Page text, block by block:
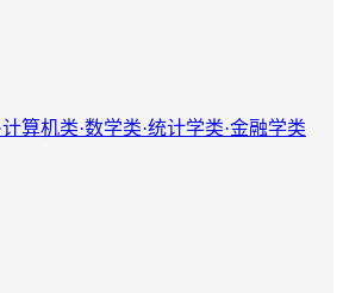
算机类·数学类·统计学类·金融学类